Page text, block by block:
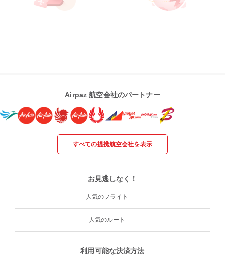
Airpaz 航空会社のパートナー
すべての提携航空会社を表示
お見逃しなく！
人気のフライト
人気のルート
利用可能な決済方法